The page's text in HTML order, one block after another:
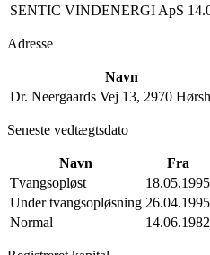
SENTIC VINDENERGI ApS
Adresse
Navn
Dr. Neergaards Vej 13, 2970
Seneste vedtægtsdato
Navn Fra
Tvangsopløst
18.05.1995
Under tvangsopløsning 26.04.1995
Normal
14.06.1982